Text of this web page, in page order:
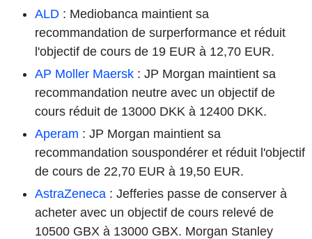
ALD : Mediobanca maintient sa
recommandation de surperformance et réduit
l'objectif de cours de 19 EUR à 12,70 EUR.
AP Moller Maersk : JP Morgan maintient sa
recommandation neutre avec un objectif de
cours réduit de 13000 DKK à 12400 DKK.
Aperam : JP Morgan maintient sa
recommandation souspondérer et réduit l'objectif
de cours de 22,70 EUR à 19,50 EUR.
AstraZeneca : Jefferies passe de conserver à
acheter avec un objectif de cours relevé de
10500 GBX à 13000 GBX. Morgan Stanley